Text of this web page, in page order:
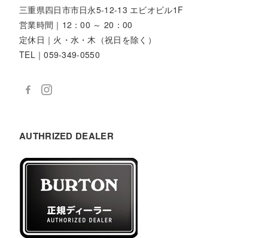
三重県四日市市日永5-12-13 エビオビル1F
営業時間｜12：00 ～ 20：00
定休日｜火・水・木（祝日を除く）
TEL｜059-349-0550
AUTHRIZED DEALER